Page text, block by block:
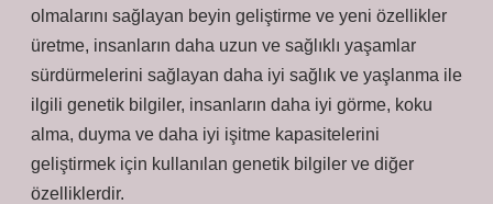
olmalarını sağlayan beyin geliştirme ve yeni özellikler
üretme, insanların daha uzun ve sağlıklı yaşamlar
sürdürmelerini sağlayan daha iyi sağlık ve yaşlanma ile
ilgili genetik bilgiler, insanların daha iyi görme, koku
alma, duyma ve daha iyi işitme kapasitelerini
geliştirmek için kullanılan genetik bilgiler ve diğer
özelliklerdir.